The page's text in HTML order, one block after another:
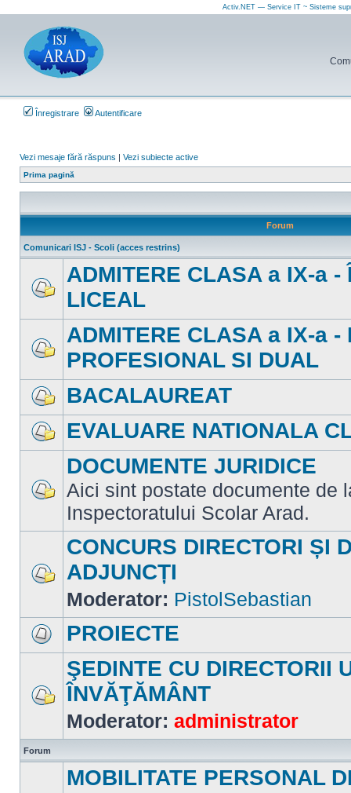
Activ.NET — Service IT ~ Sisteme
Înregistrare Autentificare
Vezi mesaje fără răspuns | Vezi subiecte active
Prima pagină
Forum
Comunicari ISJ - Scoli (acces restrins)
mesaje
necitite
ADMITERE CLASA a IX-a -
LICEAL
mesaje
necitite
ADMITERE CLASA a IX-a -
PROFESIONAL SI DUAL
mesaje
necitite
BACALAUREAT
mesaje
necitite
EVALUARE NATIONALA
sunt
mesaje
necitite
DOCUMENTE JURIDICE
Aici sint postate documente de
Inspectoratului Scolar Arad.
sunt
mesaje
CONCURS DIRECTORI ȘI
ADJUNCȚI
Moderator: PistolSebastian
mesaje
necitite
PROIECTE
sunt
mesaje
ŞEDINTE CU DIRECTORII
ÎNVĂŢĂMÂNT
Moderator: administrator
Forum
MOBILITATE PERSONAL